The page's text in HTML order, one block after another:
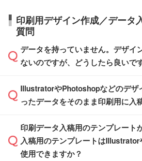
タッフまでお問い合わせくださ
ル」に注文予定日をご入力いた
その締切日や出荷目安をご確認い
品が決まりましたらお早めのご
たします。
※土日祝日を除く営業日換算です
※沖縄・離島は追加日数がかかり
す。>>対象商品はこちら
※最短出荷日は商品によって異な
品ページにてご確認ください
す。(白箱、化粧箱、ブリスター
【袋入り】 商品がひとつずつ袋
す。(透明袋、デザイン袋など)
【個包装なし】 個包装がされて
※化粧箱から白箱への入れ替えや
箱の作成は原則承っておりません
日本全国へお届けが可能です。な
直接納品は行っておりませんの
ださい。
印刷用デザイン作成／データ
質問
データを持っていません。デザイ
ないのですが、どうしたら良いで
無料の「デザインシミュレーター
PCやスマホから簡単にデザイン
ザインソフトがなくても安心で
また、「データ作成サービス
IllustratorやPhotoshopなどのデザ
ったデータをそのまま印刷用に入
IllustratorやPhotoshop、CLIP
ザインソフトでこだわりのデザ
い方は、完全データ入稿
印刷データ入稿用のテンプレート
入稿用のテンプレートは
使用できますか？